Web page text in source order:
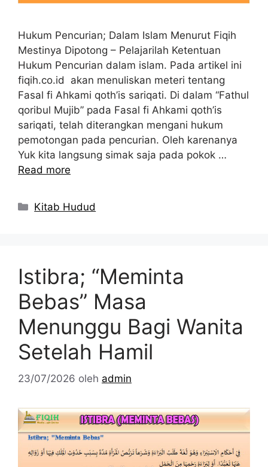
Hukum Pencurian; Dalam Islam Menurut Fiqih
Mestinya Dipotong – Pelajarilah Ketentuan
Hukum Pencurian dalam islam. Pada artikel ini
fiqih.co.id akan menuliskan meteri tentang
Fasal fi Ahkami qoth’is sariqati. Di dalam “Fathul
qoribul Mujib” pada Fasal fi Ahkami qoth’is
sariqati, telah diterangkan mengani hukum
pemotongan pada pencurian. Oleh karenanya
Yuk kita langsung simak saja pada pokok …
Read more
Kategori
Kitab Hudud
Istibra; “Meminta
Bebas” Masa
Menunggu Bagi Wanita
Setelah Hamil
23/07/2026 oleh admin